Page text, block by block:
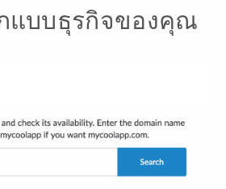
แบบธุรกิจของคุณ